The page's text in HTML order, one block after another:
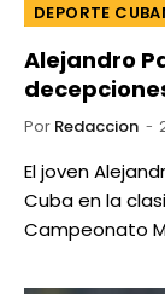
DEPORTE
Alejandro
Por Redaccion
El joven
Cuba en la
Campeonato